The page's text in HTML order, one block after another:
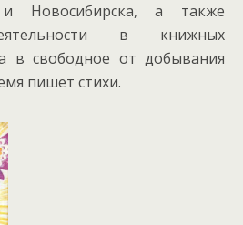
и Новосибирска, а также
в книжных
в свободное от добывания
пишет стихи.